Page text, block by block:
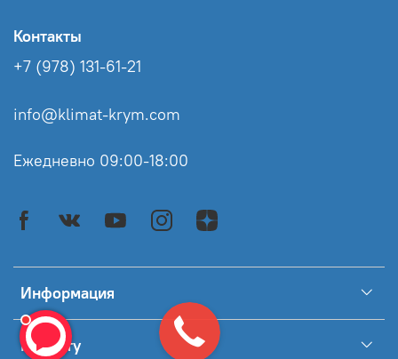
Информация
Клиенту
Контакты
+7 (978) 131-61-21
info@klimat-krym.com
Ежедневно 09:00-18:00